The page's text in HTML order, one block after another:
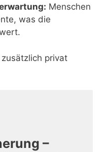
Menschen
was die
privat
–